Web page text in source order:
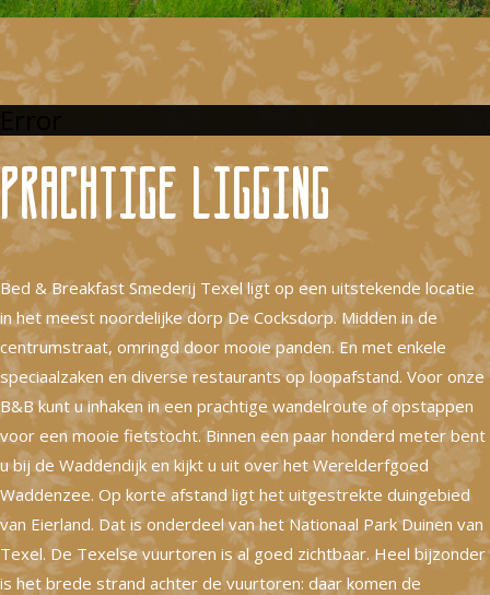
Prachtige ligging
Bed & Breakfast Smederij Texel ligt op een uitstekende locatie
in het meest noordelijke dorp De Cocksdorp. Midden in de
centrumstraat, omringd door mooie panden. En met enkele
speciaalzaken en diverse restaurants op loopafstand. Voor onze
B&B kunt u inhaken in een prachtige wandelroute of opstappen
voor een mooie fietstocht. Binnen een paar honderd meter bent
u bij de Waddendijk en kijkt u uit over het Werelderfgoed
Waddenzee. Op korte afstand ligt het uitgestrekte duingebied
van Eierland. Dat is onderdeel van het Nationaal Park Duinen van
Texel. De Texelse vuurtoren is al goed zichtbaar. Heel bijzonder
is het brede strand achter de vuurtoren: daar komen de